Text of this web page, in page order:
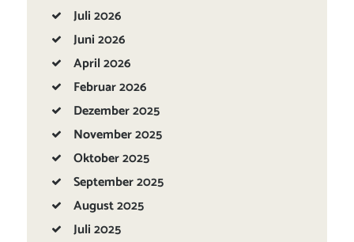
Juli2026
Juni2026
April2026
Februar2026
Dezember2025
November2025
Oktober2025
September2025
August2025
Juli2025